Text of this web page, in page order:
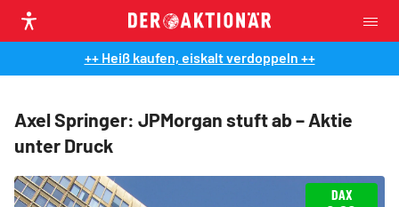
++ Heiß kaufen, eiskalt verdoppeln ++
Axel Springer: JPMorgan stuft ab – Aktie
unter Druck
DAX